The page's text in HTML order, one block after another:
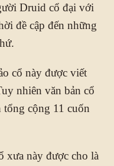
Druid cổ đại với
đề cập đến những
cổ này được viết
nhiên văn bản cổ
cộng 11 cuốn
xưa này được cho là